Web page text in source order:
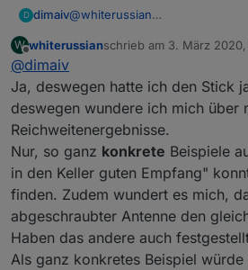
D dimaiv@whiterussian
https://forum.iobroker.net/
wegen keine Erfahrungen.
Hast du das hier durchgelesen?
ich-den-cc2531-cc2530
W
Offline
whiterussianschrieb am 3. März
zuletzt editiert von
@dimaiv
Ja, deswegen hatte ich den Stick
deswegen wundere ich mich über
Reichweitenergebnisse.
Nur, so ganz konkrete Beispiele
in den Keller guten Empfang"
finden. Zudem wundert es mich,
abgeschraubter Antenne den
Haben das andere auch
Als ganz konkretes Beispiel würde